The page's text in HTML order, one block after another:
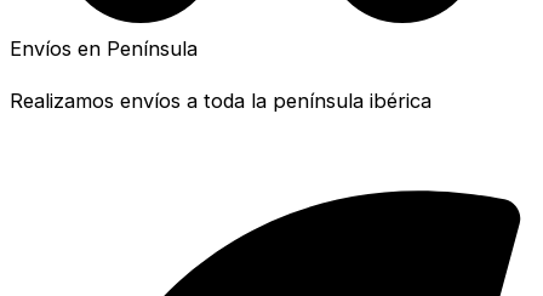
Envíos en Península
Realizamos envíos a toda la península ibérica